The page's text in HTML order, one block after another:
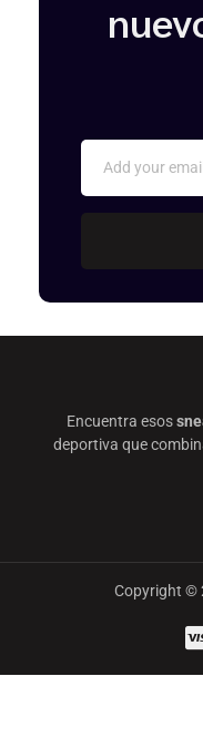
Encuentra esos
deportiva que
Copyright ©